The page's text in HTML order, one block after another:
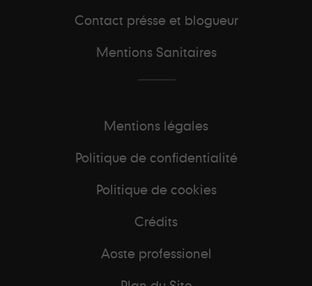
Contact présse et blogueur
Mentions Sanitaires
Mentions légales
Politique de confidentialité
Politique de cookies
Crédits
Aoste professionel